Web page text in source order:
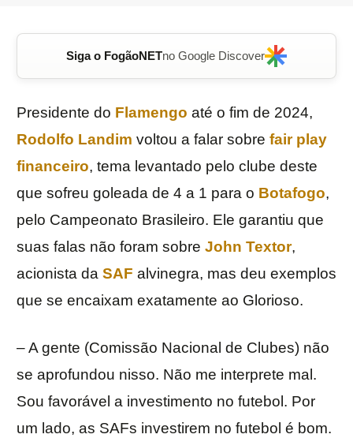
Siga o FogãoNETno Google Discover
Presidente do Flamengo até o fim de 2024,
Rodolfo Landim voltou a falar sobre fair play
financeiro, tema levantado pelo clube deste
que sofreu goleada de 4 a 1 para o Botafogo,
pelo Campeonato Brasileiro. Ele garantiu que
suas falas não foram sobre John Textor,
acionista da SAF alvinegra, mas deu exemplos
que se encaixam exatamente ao Glorioso.
– A gente (Comissão Nacional de Clubes) não
se aprofundou nisso. Não me interprete mal.
Sou favorável a investimento no futebol. Por
um lado, as SAFs investirem no futebol é bom.